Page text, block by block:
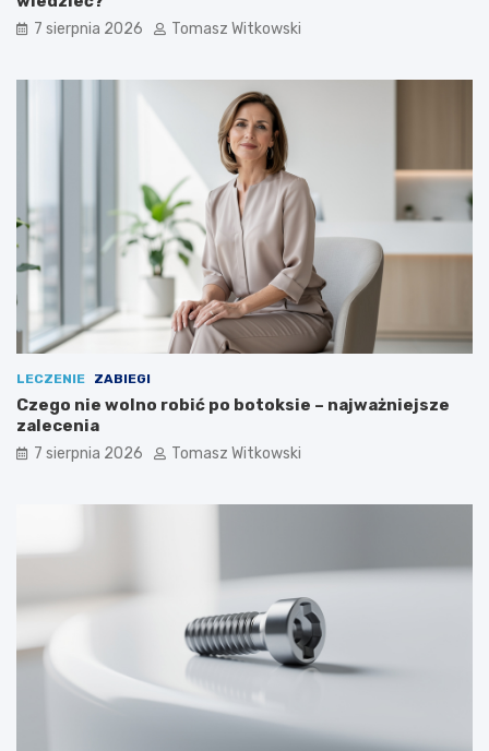
7 sierpnia 2026 Tomasz Witkowski
LECZENIE ZABIEGI
Czego nie wolno robić po botoksie – najważniejsze
zalecenia
7 sierpnia 2026 Tomasz Witkowski